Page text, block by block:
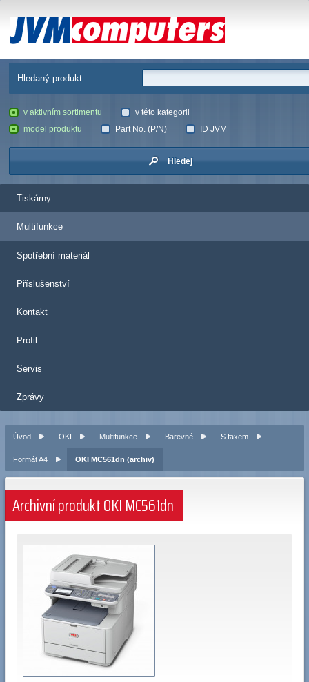
JVM Computers
Hledaný produkt:
v aktivním sortimentu
v této kategorii
model produktu
Part No. (P/N) ID JVM
Hledej
Tiskárny
Multifunkce
Spotřební materiál
Příslušenství
Kontakt
Profil
Servis
Zprávy
Úvod OKI Multifunkce Barevné S faxem
Formát A4 OKI MC561dn (archiv)
Archivní produkt OKI MC561dn